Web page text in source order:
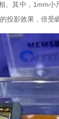
中，1mm小尺
效果，倍受瞩